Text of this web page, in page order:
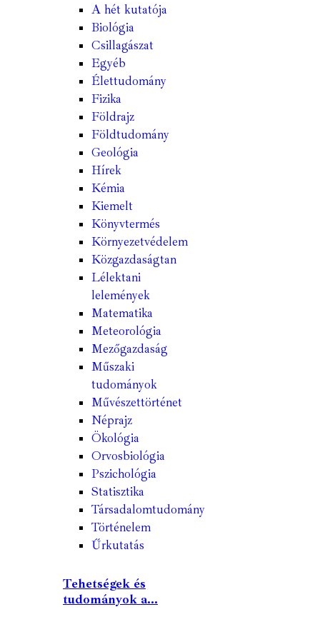
A hét kutatója
Biológia
Csillagászat
Egyéb
Élettudomány
Fizika
Földrajz
Földtudomány
Geológia
Hírek
Kémia
Kiemelt
Könyvtermés
Környezetvédelem
Közgazdaságtan
Lélektani
lelemények
Matematika
Meteorológia
Mezőgazdaság
Műszaki
tudományok
Művészettörténet
Néprajz
Ökológia
Orvosbiológia
Pszichológia
Statisztika
Társadalomtudomány
Történelem
Űrkutatás
Tehetségek és
tudományok a...